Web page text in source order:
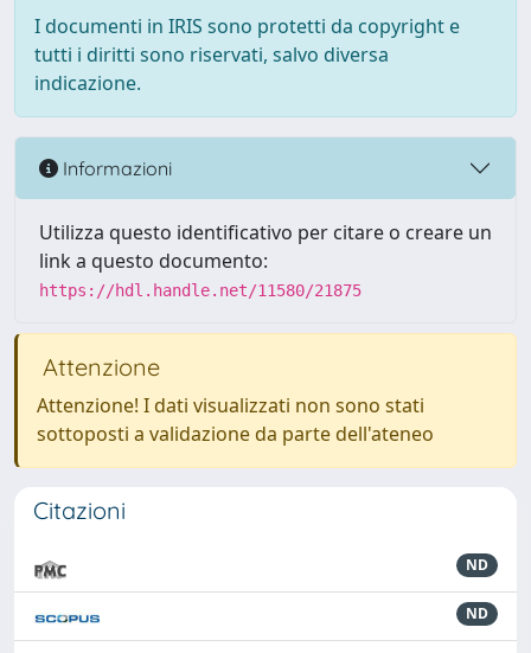
I documenti in IRIS sono protetti da copyright e
tutti i diritti sono riservati, salvo diversa
indicazione.
Informazioni
Utilizza questo identificativo per citare o creare un
link a questo documento:
https://hdl.handle.net/11580/21875
Attenzione
Attenzione! I dati visualizzati non sono stati
sottoposti a validazione da parte dell'ateneo
Citazioni
ND
ND